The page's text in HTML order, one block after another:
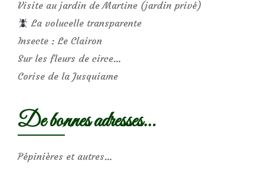
Visite au jardin de Martine (jardin privé)
La volucelle transparente
Insecte : Le Clairon
Sur les fleurs de circe…
Corise de la Jusquiame
De bonnes adresses…
Pépinières et autres…